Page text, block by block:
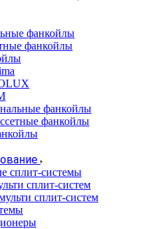
фанкойлы
фанкойлы
фанкойлы
фанкойлы
сплит-системы
сплит-систем
сплит-систем